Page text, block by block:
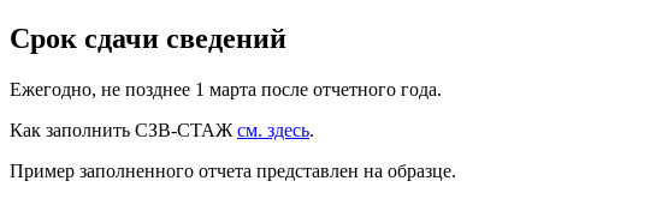
Срок сдачи сведений
Ежегодно, не позднее 1 марта после отчетного года.
Как заполнить СЗВ-СТАЖ см. здесь.
Пример заполненного отчета представлен на образце.